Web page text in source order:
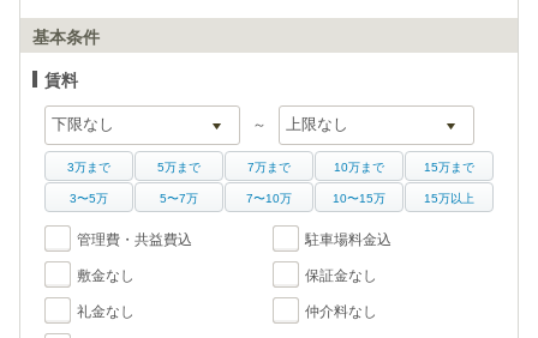
基本条件
賃料
～
3万まで 5万まで 7万まで 10万まで 15万まで
3〜5万 5〜7万 7〜10万 10〜15万 15万以上
管理費・共益費込 駐車場料金込
敷金なし 保証金なし
礼金なし 仲介料なし